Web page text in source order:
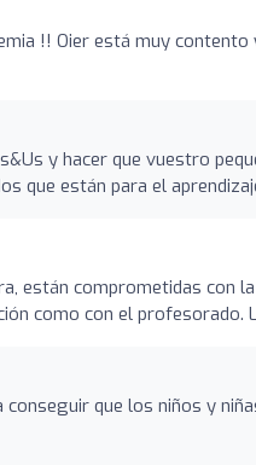
!! Oier está muy contento
y hacer que vuestro
que están para el
están comprometidas con
como con el profesorado.
que los niños y